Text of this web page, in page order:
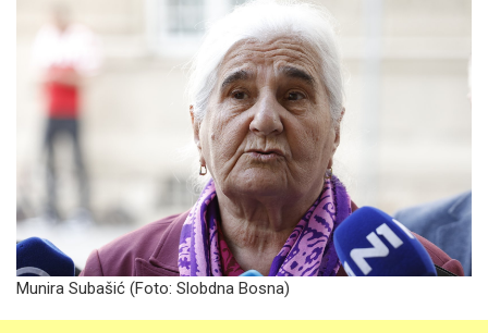
Munira Subašić (Foto: Slobdna Bosna)